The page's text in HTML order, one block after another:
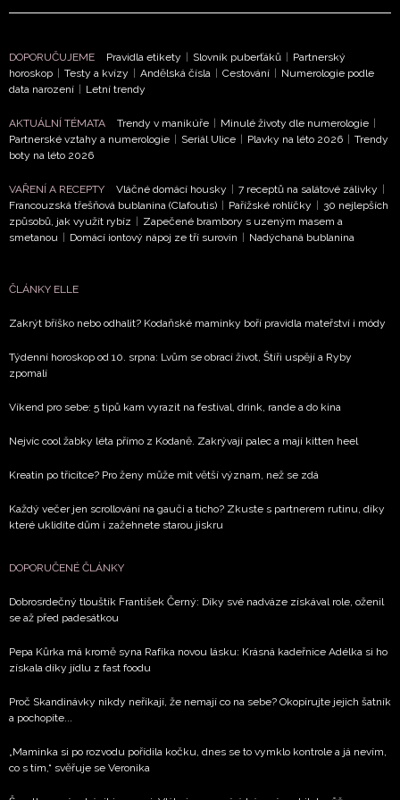
soukromí BurdaMedia Extra s.r.o., zaškrtněte toto pole.
DOPORUČUJEME Pravidla etikety | Slovník puberťáků | Partnerský
horoskop | Testy a kvízy | Andělská čísla | Cestování | Numerologie podle
data narození | Letní trendy
AKTUÁLNÍ TÉMATA Trendy v manikúře | Minulé životy dle numerologie |
Partnerské vztahy a numerologie | Seriál Ulice | Plavky na léto 2026 | Trendy
boty na léto 2026
VAŘENÍ A RECEPTY Vláčné domácí housky | 7 receptů na salátové zálivky |
Francouzská třešňová bublanina (Clafoutis) | Pařížské rohlíčky | 30 nejlepších
způsobů, jak využít rybíz | Zapečené brambory s uzeným masem a
smetanou | Domácí iontový nápoj ze tří surovin | Nadýchaná bublanina
ČLÁNKY ELLE
Zakrýt bříško nebo odhalit? Kodaňské maminky boří pravidla mateřství i módy
Týdenní horoskop od 10. srpna: Lvům se obrací život, Štíři uspějí a Ryby
zpomalí
Víkend pro sebe: 5 tipů kam vyrazit na festival, drink, rande a do kina
Nejvíc cool žabky léta přímo z Kodaně. Zakrývají palec a mají kitten heel
Kreatin po třicítce? Pro ženy může mít větší význam, než se zdá
Každý večer jen scrollování na gauči a ticho? Zkuste s partnerem rutinu, díky
které uklidíte dům i zažehnete starou jiskru
DOPORUČENÉ ČLÁNKY
Dobrosrdečný tlouštík František Černý: Díky své nadváze získával role, oženil
se až před padesátkou
Pepa Kůrka má kromě syna Rafíka novou lásku: Krásná kadeřnice Adélka si ho
získala díky jídlu z fast foodu
Proč Skandinávky nikdy neříkají, že nemají co na sebe? Okopírujte jejich šatník
a pochopíte...
„Maminka si po rozvodu pořídila kočku, dnes se to vymklo kontrole a já nevím,
co s tím,“ svěřuje se Veronika